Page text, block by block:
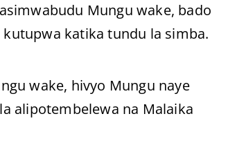
Mungu wake, bado
katika tundu la simba.
wake, hivyo Mungu naye
alipotembelewa na Malaika